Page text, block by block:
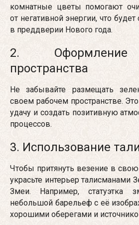
комнатные цветы помогают
от негативной энергии, что
в преддверии Нового года.
2. Оформление
пространства
Не забывайте размещать
своем рабочем пространстве.
удачу и создать позитивную
процессов.
3. Использование
Чтобы притянуть везение в
украсьте интерьер талисманами
Змеи. Например, статуэтка
небольшой барельеф с её
хорошими оберегами и